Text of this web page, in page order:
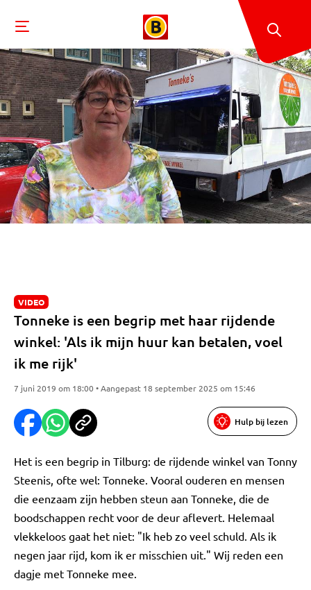
VIDEO
Tonneke is een begrip met haar rijdende
winkel: 'Als ik mijn huur kan betalen, voel
ik me rijk'
7 juni 2019 om 18:00 • Aangepast 18 september 2025 om 15:46
Hulp bij lezen
Het is een begrip in Tilburg: de rijdende winkel van Tonny
Steenis, ofte wel: Tonneke. Vooral ouderen en mensen
die eenzaam zijn hebben steun aan Tonneke, die de
boodschappen recht voor de deur aflevert. Helemaal
vlekkeloos gaat het niet: "Ik heb zo veel schuld. Als ik
negen jaar rijd, kom ik er misschien uit." Wij reden een
dagje met Tonneke mee.